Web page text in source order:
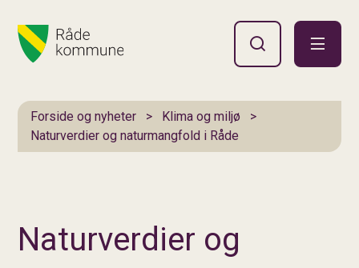
Du er her:
Forside og nyheter
Klima og miljø
Naturverdier og naturmangfold i Råde
Naturverdier og